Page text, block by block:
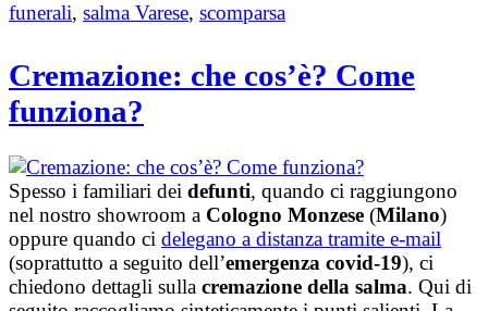
funerali, salma Varese, scomparsa
Cremazione: che cos’è? Come
funziona?
Spesso i familiari dei defunti, quando ci raggiungono
nel nostro showroom a Cologno Monzese (Milano)
oppure quando ci delegano a distanza tramite e-mail
(soprattutto a seguito dell’emergenza covid-19), ci
chiedono dettagli sulla cremazione della salma. Qui di